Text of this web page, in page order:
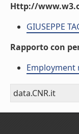
Http://
GIUSEPPE
Rapporto con
Employment
data.CNR.it